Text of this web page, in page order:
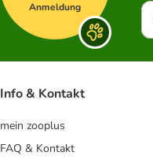
Anmeldung
Info & Kontakt
mein zooplus
FAQ & Kontakt